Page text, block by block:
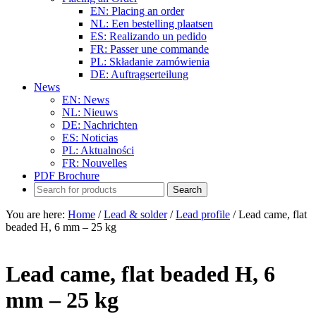
EN: Placing an order
NL: Een bestelling plaatsen
ES: Realizando un pedido
FR: Passer une commande
PL: Składanie zamówienia
DE: Auftragserteilung
News
EN: News
NL: Nieuws
DE: Nachrichten
ES: Noticias
PL: Aktualności
FR: Nouvelles
PDF Brochure
You are here: Home / Lead & solder / Lead profile /Lead came, flat
beaded H, 6 mm – 25 kg
Lead came, flat beaded H, 6
mm – 25 kg